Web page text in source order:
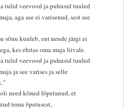
tulid veevood ja puhusid tuuled
aga see ei varisenud, sest see
sõnu kuuleb, ent nende järgi ei
kes ehitas oma maja liivale.
tulid veevood ja puhusid tuuled
ja see varises ja selle
need kõned lõpetanud, et
tema õpetusest,